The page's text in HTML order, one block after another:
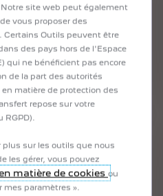
site web peut également
vous proposer des
Outils peuvent être
des pays hors de l'Espace
qui ne bénéficient pas encore
de la part des autorités
matière de protection des
repose sur votre
RGPD).
plus sur les outils que nous
les gérer, vous pouvez
matière de cookies ou
mes paramètres ».